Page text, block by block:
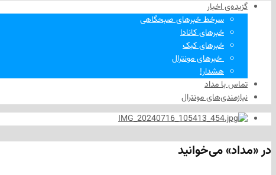
گزیده‌ی‌ اخبار
سرخط خبرهای صبحگاهی
خبرهای کانادا
خبرهای کبک
‌ خبرهای مونترال
هشدار!
تماس با مداد
نیازمندی‌های مونترال
در «مداد» می‌خوانید